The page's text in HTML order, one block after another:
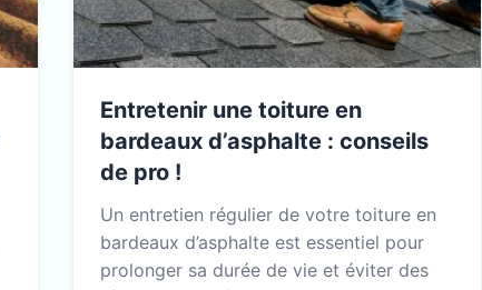
Entretenir une toiture en
bardeaux d’asphalte : conseils
de pro !
Un entretien régulier de votre toiture en
bardeaux d’asphalte est essentiel pour
prolonger sa durée de vie et éviter des